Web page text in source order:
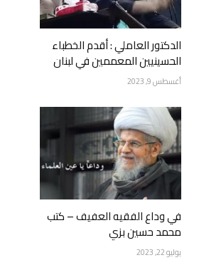
الدكتور العاملي : أقدم الخطباء
الحسينيين المعممين في لبنان
أغسطس 9, 2023
في وداع الفقيه العفيف – كتب
محمد حسين بزي
يوليو 22, 2023